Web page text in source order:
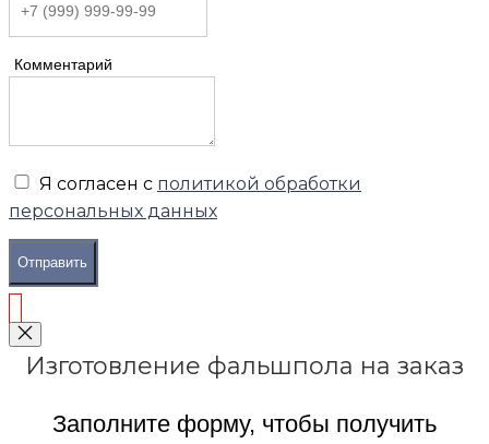
Комментарий
Я согласен с политикой обработки
персональных данных
Отправить
Изготовление фальшпола на заказ
Заполните форму, чтобы получить